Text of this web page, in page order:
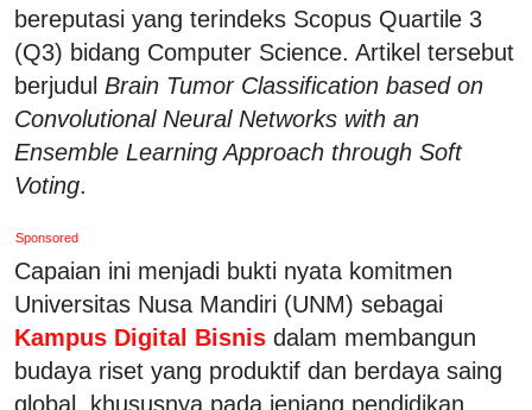
bereputasi yang terindeks Scopus Quartile 3
(Q3) bidang Computer Science. Artikel tersebut
berjudul Brain Tumor Classification based on
Convolutional Neural Networks with an
Ensemble Learning Approach through Soft
Voting.
Sponsored
Capaian ini menjadi bukti nyata komitmen
Universitas Nusa Mandiri (UNM) sebagai
Kampus Digital Bisnis dalam membangun
budaya riset yang produktif dan berdaya saing
global, khususnya pada jenjang pendidikan